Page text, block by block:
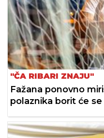
"ČA RIBARI ZNAJU"
Fažana ponovno
polaznika borit će